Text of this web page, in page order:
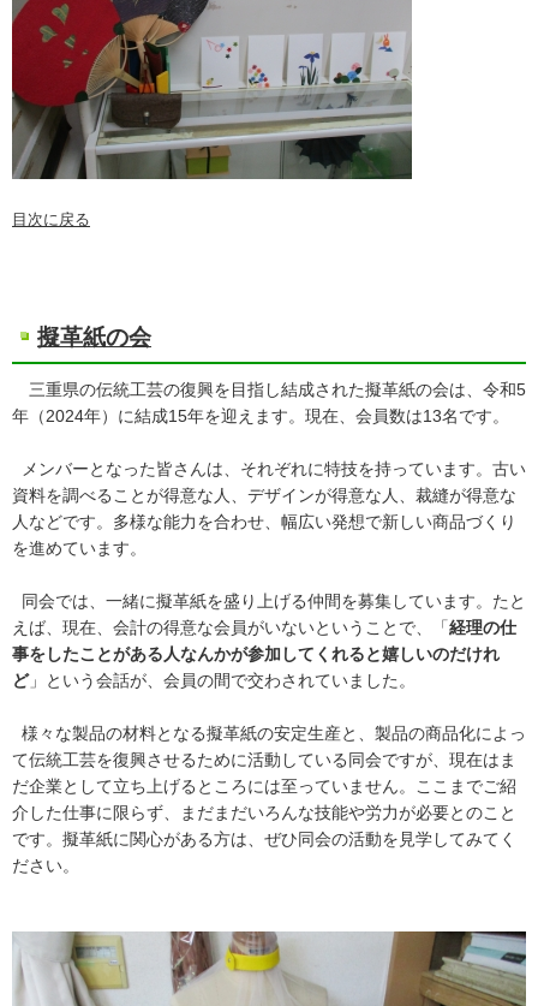
目次に戻る
擬革紙の会
三重県の伝統工芸の復興を目指し結成された擬革紙の会は、令和5
年（2024年）に結成15年を迎えます。現在、会員数は13名です。
メンバーとなった皆さんは、それぞれに特技を持っています。古い
資料を調べることが得意な人、デザインが得意な人、裁縫が得意な
人などです。多様な能力を合わせ、幅広い発想で新しい商品づくり
を進めています。
同会では、一緒に擬革紙を盛り上げる仲間を募集しています。たと
えば、現在、会計の得意な会員がいないということで、「経理の仕
事をしたことがある人なんかが参加してくれると嬉しいのだけれ
ど」という会話が、会員の間で交わされていました。
様々な製品の材料となる擬革紙の安定生産と、製品の商品化によっ
て伝統工芸を復興させるために活動している同会ですが、現在はま
だ企業として立ち上げるところには至っていません。ここまでご紹
介した仕事に限らず、まだまだいろんな技能や労力が必要とのこと
です。擬革紙に関心がある方は、ぜひ同会の活動を見学してみてく
ださい。